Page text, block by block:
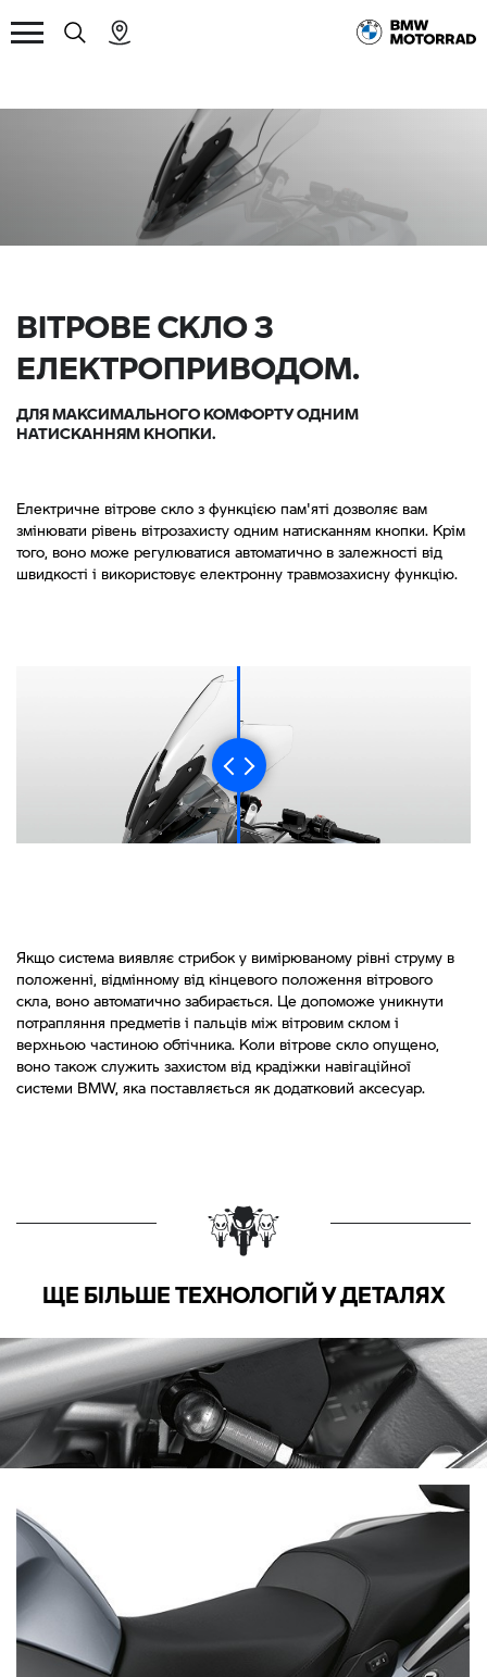
ВІТРОВЕ СКЛО З
ЕЛЕКТРОПРИВОДОМ.
ДЛЯ МАКСИМАЛЬНОГО КОМФОРТУ ОДНИМ
НАТИСКАННЯМ КНОПКИ.
Електричне вітрове скло з функцією пам'яті дозволяє вам
змінювати рівень вітрозахисту одним натисканням кнопки. Крім
того, воно може регулюватися автоматично в залежності від
швидкості і використовує електронну травмозахисну функцію.
Якщо система виявляє стрибок у вимірюваному рівні струму в
положенні, відмінному від кінцевого положення вітрового
скла, воно автоматично забирається. Це допоможе уникнути
потрапляння предметів і пальців між вітровим склом і
верхньою частиною обтічника. Коли вітрове скло опущено,
воно також служить захистом від крадіжки навігаційної
системи BMW, яка поставляється як додатковий аксесуар.
ЩЕ БІЛЬШЕ ТЕХНОЛОГІЙ У ДЕТАЛЯХ